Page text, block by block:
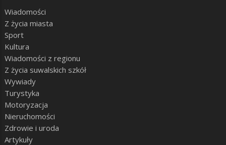
Wiadomości
Z życia miasta
Sport
Kultura
Wiadomości z regionu
Z życia suwalskich szkół
Wywiady
Turystyka
Motoryzacja
Nieruchomości
Zdrowie i uroda
Artykuły